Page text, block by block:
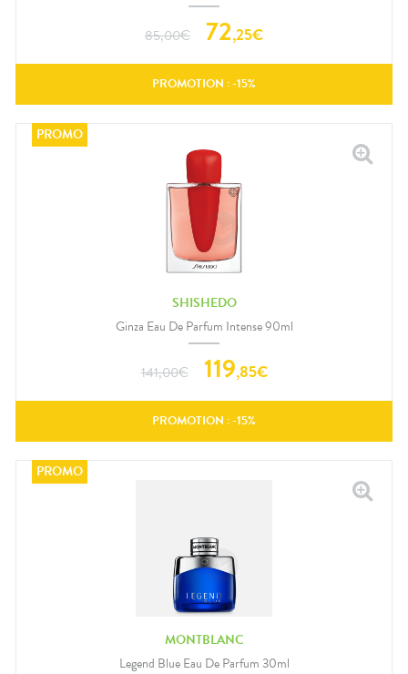
85,00€ 72,25€
PROMOTION : -15%
SHISHEDO
Ginza Eau De Parfum Intense 90ml
141,00€ 119,85€
PROMOTION : -15%
MONTBLANC
Legend Blue Eau De Parfum 30ml